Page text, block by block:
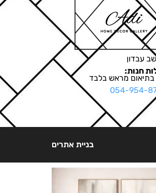
עבדון
חנות:
בתיאום מראש בלבד
054-954-
בניית אתרים